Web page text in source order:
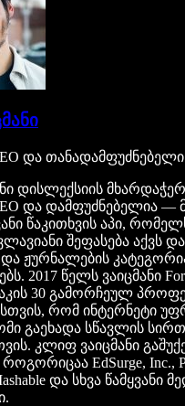
და თანადამფუძნებელი
დისლექსიის
და დამფუძნებელია
წაკითხვის აპი,
შეფასება აქვს და
და ჟურნალების
2017 წელს ვაიცმანი
30 გამორჩეულ
რომ ინტერნეტი
გაეხადა სწავლის
კლიფ ვაიცმანი
EdSurge, Inc.,
და სხვა წამყვანი